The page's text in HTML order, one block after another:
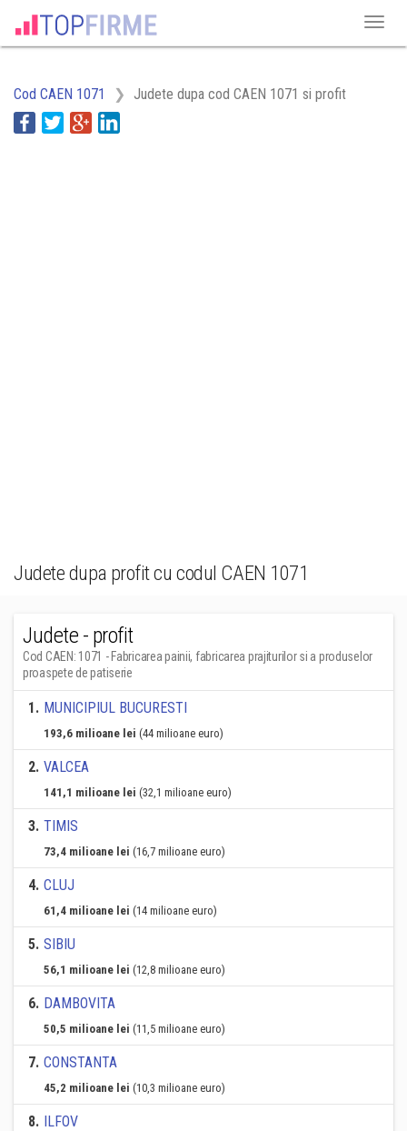
Cod CAEN 1071 Judete dupa cod CAEN 1071 si profit
Judete dupa profit cu codul CAEN 1071
Judete - profit
Cod CAEN: 1071 - Fabricarea painii, fabricarea prajiturilor si a produselor
proaspete de patiserie
1. MUNICIPIUL BUCURESTI
193,6 milioane lei (44 milioane euro)
2. VALCEA
141,1 milioane lei (32,1 milioane euro)
3. TIMIS
73,4 milioane lei (16,7 milioane euro)
4. CLUJ
61,4 milioane lei (14 milioane euro)
5. SIBIU
56,1 milioane lei (12,8 milioane euro)
6. DAMBOVITA
50,5 milioane lei (11,5 milioane euro)
7. CONSTANTA
45,2 milioane lei (10,3 milioane euro)
8. ILFOV